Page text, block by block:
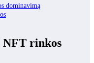
dominavimą
NFT rinkos